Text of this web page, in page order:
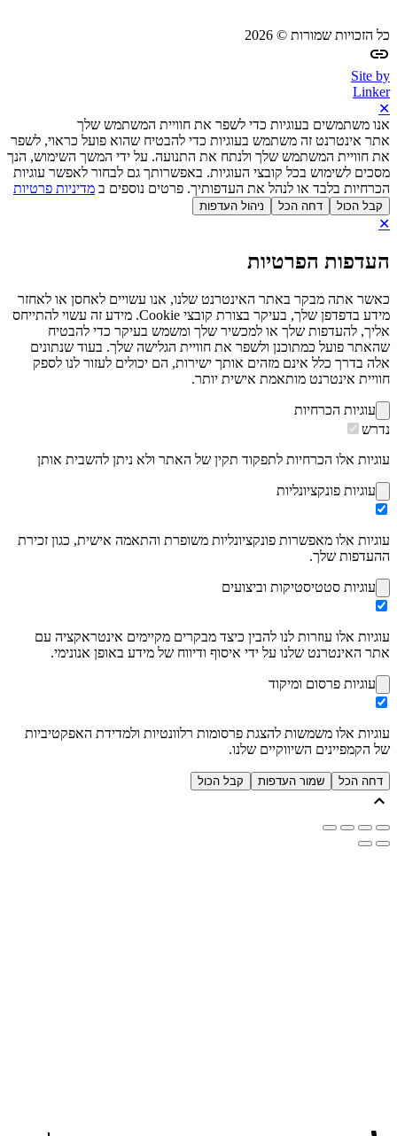
כל הזכויות שמורות © 2026
Site by
Linker
✕
אנו משתמשים בעוגיות כדי לשפר את חוויית המשתמש שלך
אתר אינטרנט זה משתמש בעוגיות כדי להבטיח שהוא פועל כראוי, לשפר
את חוויית המשתמש שלך ולנתח את התנועה. על ידי המשך השימוש, הנך
מסכים לשימוש בכל קובצי העוגיות. באפשרותך גם לבחור לאפשר עוגיות
הכרחיות בלבד או לנהל את העדפותיך. פרטים נוספים ב מדיניות פרטיות
קבל הכול דחה הכל ניהול העדפות
✕
העדפות הפרטיות
כאשר אתה מבקר באתר האינטרנט שלנו, אנו עשויים לאחסן או לאחזר
מידע בדפדפן שלך, בעיקר בצורת קובצי Cookie. מידע זה עשוי להתייחס
אליך, להעדפות שלך או למכשיר שלך ומשמש בעיקר כדי להבטיח
שהאתר פועל כמתוכנן ולשפר את חוויית הגלישה שלך. בעוד שנתונים
אלה בדרך כלל אינם מזהים אותך ישירות, הם יכולים לעזור לנו לספק
חוויית אינטרנט מותאמת אישית יותר.
עוגיות הכרחיות
נדרש
עוגיות אלו הכרחיות לתפקוד תקין של האתר ולא ניתן להשבית אותן
עוגיות פונקציונליות
עוגיות אלו מאפשרות פונקציונליות משופרת והתאמה אישית, כגון זכירת
ההעדפות שלך.
עוגיות סטטיסטיקות וביצועים
עוגיות אלו עוזרות לנו להבין כיצד מבקרים מקיימים אינטראקציה עם
אתר האינטרנט שלנו על ידי איסוף ודיווח של מידע באופן אנונימי.
עוגיות פרסום ומיקוד
עוגיות אלו משמשות להצגת פרסומות רלוונטיות ולמדידת האפקטיביות
של הקמפיינים השיווקיים שלנו.
דחה הכל שמור העדפות קבל הכול